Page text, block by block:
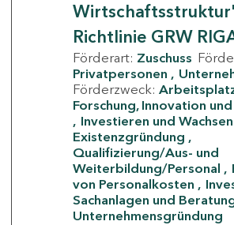
Richtlinie GRW
Förderart: Zuschuss
Privatpersonen
Förderzweck:
Forschung, Innovation
Investieren und Wachsen
Existenzgründung
Qualifizierung/Aus- und
Weiterbildung/Personal
von Personalkosten
Sachanlagen und
Unternehmensgründung